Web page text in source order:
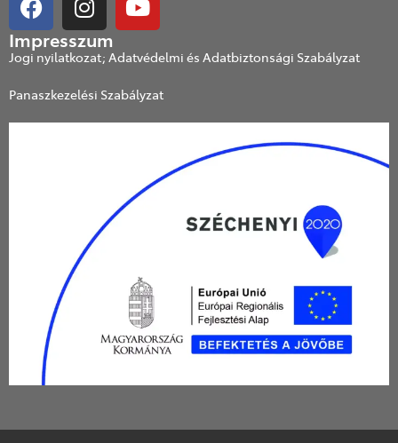
Impresszum
Jogi nyilatkozat; Adatvédelmi és Adatbiztonsági Szabályzat
Panaszkezelési Szabályzat